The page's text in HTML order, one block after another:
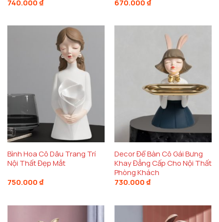
740.000 ₫ 670.000 ₫
Bình Hoa Cô Dâu Trang Trí
Nội Thất Đẹp Mắt
750.000 ₫
Decor Để Bàn Cô Gái Bưng
Khay Đẳng Cấp Cho Nội Thất
Phòng Khách
730.000 ₫